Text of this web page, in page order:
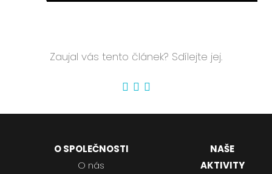
Zaujal vás tento článek? Sdílejte jej.
O SPOLEČNOSTI
O nás
NAŠE
AKTIVITY